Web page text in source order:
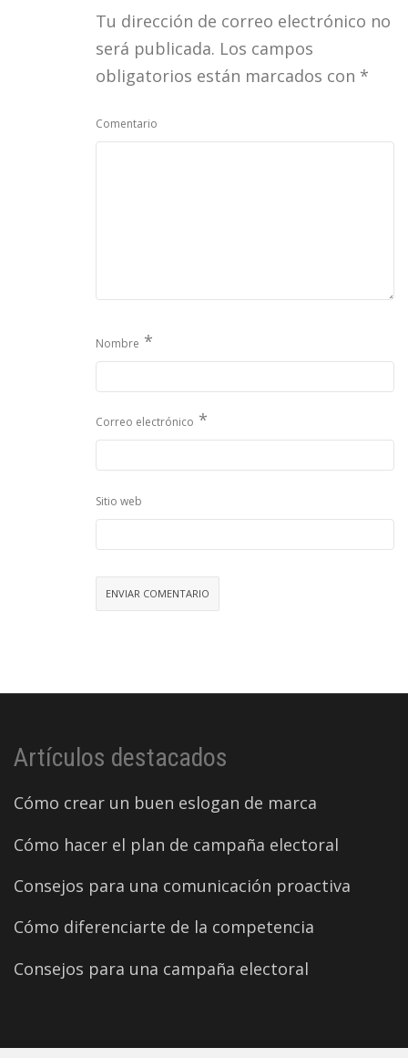
Tu dirección de correo electrónico no
será publicada. Los campos
obligatorios están marcados con *
Comentario
Nombre *
Correo electrónico *
Sitio web
Artículos destacados
Cómo crear un buen eslogan de marca
Cómo hacer el plan de campaña electoral
Consejos para una comunicación proactiva
Cómo diferenciarte de la competencia
Consejos para una campaña electoral